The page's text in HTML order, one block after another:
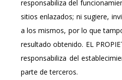
responsabiliza del
sitios enlazados; ni sugiere,
a los mismos, por lo que
resultado obtenido. EL
responsabiliza del
parte de terceros.